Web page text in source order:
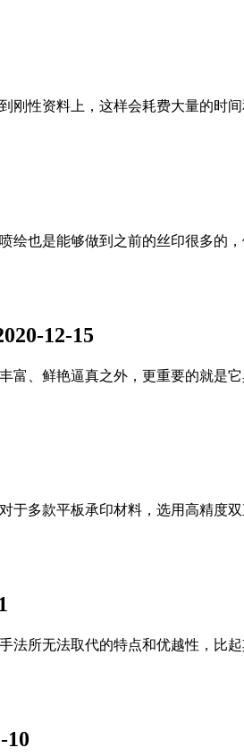
性资料上，这样会耗费大量的时
也是能够做到之前的丝印很多的
12-15
、鲜艳逼真之外，更重要的就是
多款平板承印材料，选用高精度
所无法取代的特点和优越性，比
10